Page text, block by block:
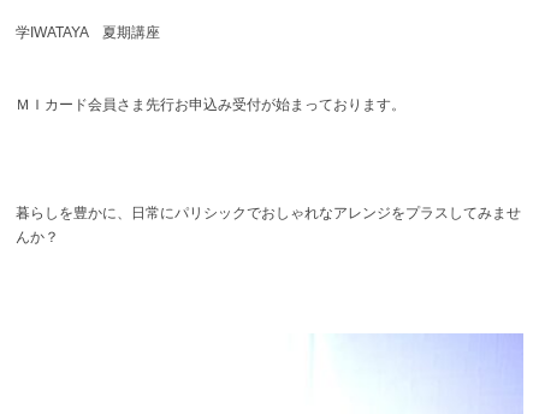
学IWATAYA 夏期講座
ＭＩカード会員さま先行お申込み受付が始まっております。
暮らしを豊かに、日常にパリシックでおしゃれなアレンジをプラスしてみませ
んか？